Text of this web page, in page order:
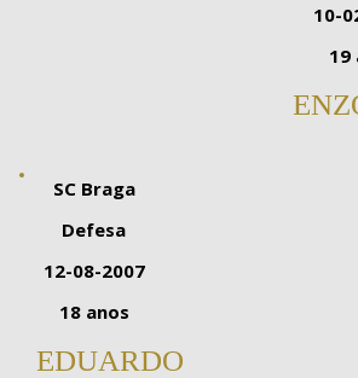
10-
19
SC Braga
Defesa
12-08-2007
18 anos
EDUARDO